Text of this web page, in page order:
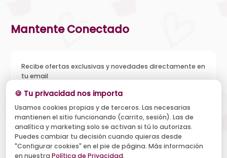
Mantente Conectado
Recibe ofertas exclusivas y novedades directamente en
tu email
Acepto recibir novedades y ofertas, y el tratamiento de mi
email según la Política de Privacidad . Puedo darme de baja
cuando quiera.
Suscribirse
🍪 Tu privacidad nos importa
Usamos cookies propias y de terceros. Las necesarias
mantienen el sitio funcionando (carrito, sesión). Las de
analítica y marketing solo se activan si tú lo autorizas.
Puedes cambiar tu decisión cuando quieras desde
"Configurar cookies" en el pie de página. Más información
en nuestra Política de Privacidad.